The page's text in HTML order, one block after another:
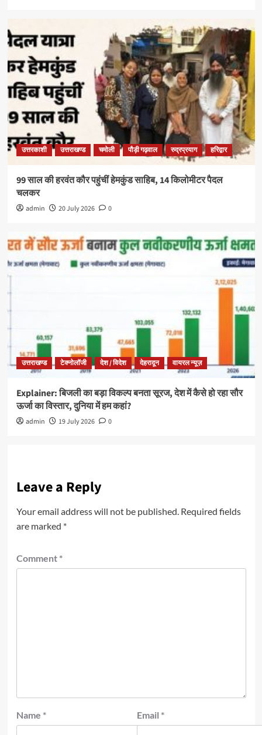
उत्तरकाशी उत्तराखण्ड चमोली पौड़ी गढ़वाल रुद्रप्रयाग हरिद्वार
99 साल की हरवंत कौर पहुंचीं हेमकुंड साहिब, 14 किलोमीटर पैदल
चलकर
admin 20 July 2026 0
उत्तराखण्ड टेक्नोलॉजी देश / विदेश देहरादून वायरल न्यूज़
Explainer: बिजली का बड़ा विकल्प बनता सूरज, देश में कैसे हो रहा सौर
ऊर्जा का विस्तार, दुनिया में हम कहां?
admin 19 July 2026 0
Leave a Reply
Your email address will not be published. Required fields
are marked *
Comment *
Name * Email *